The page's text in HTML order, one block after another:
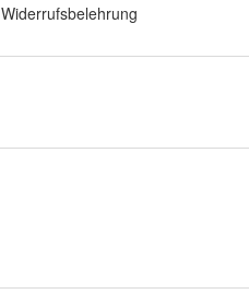
Widerrufsbelehrung